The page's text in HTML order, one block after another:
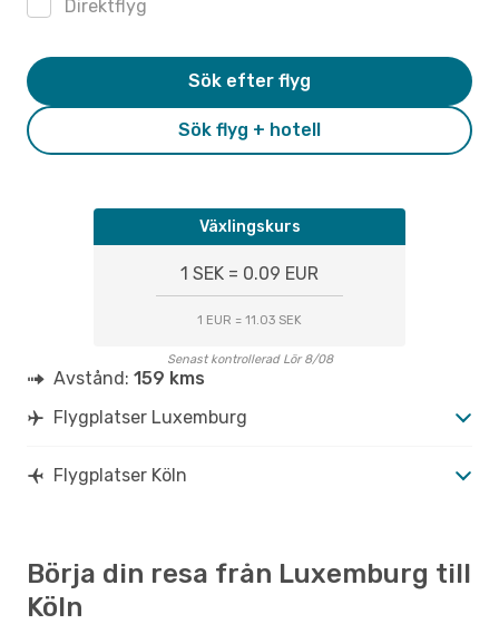
Direktflyg
Sök flyg + hotell
Sök efter flyg
Växlingskurs
1 SEK = 0.09 EUR
1 EUR = 11.03 SEK
Senast kontrollerad Lör 8/08
Avstånd: 159 kms
Flygplatser Luxemburg
Flygplatser Köln
Börja din resa från Luxemburg till
Köln